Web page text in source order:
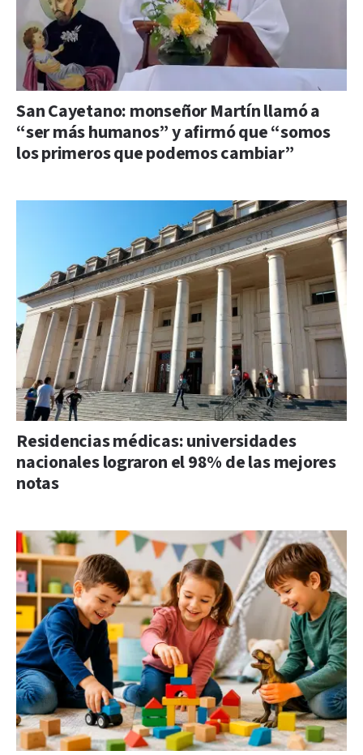
San Cayetano: monseñor Martín llamó a
“ser más humanos” y afirmó que “somos
los primeros que podemos cambiar”
Residencias médicas: universidades
nacionales lograron el 98% de las mejores
notas